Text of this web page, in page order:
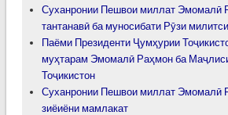
Суханронии Пешвои миллат Эмомалӣ
тантанавӣ ба муносибати Рӯзи
Паёми Президенти Ҷумҳурии
муҳтарам Эмомалӣ Раҳмон ба
Тоҷикистон
Суханронии Пешвои миллат Эмомалӣ
зиёиёни мамлакат